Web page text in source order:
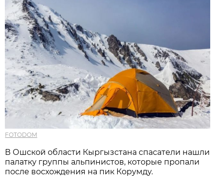
FOTODOM
В Ошской области Кыргызстана спасатели нашли
палатку группы альпинистов, которые пропали
после восхождения на пик Корумду.